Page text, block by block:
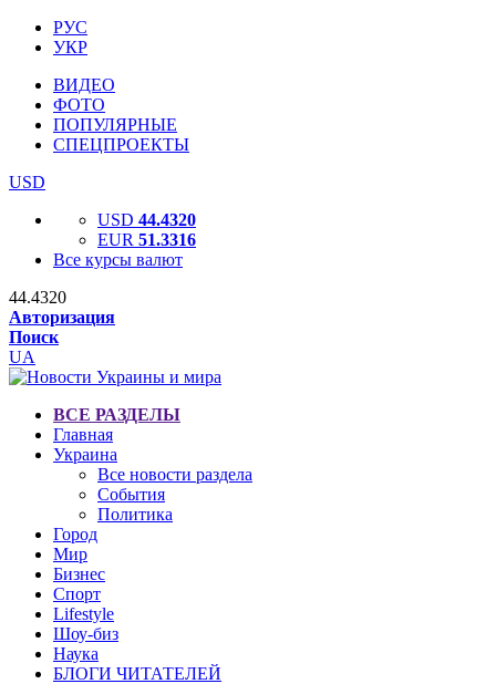
РУС
УКР
ВИДЕО
ФОТО
ПОПУЛЯРНЫЕ
СПЕЦПРОЕКТЫ
USD
USD 44.4320
EUR 51.3316
Все курсы валют
44.4320
Авторизация
Поиск
UA
ВСЕ РАЗДЕЛЫ
Главная
Украина
Все новости раздела
События
Политика
Город
Мир
Бизнес
Спорт
Lifestyle
Шоу-биз
Наука
БЛОГИ ЧИТАТЕЛЕЙ